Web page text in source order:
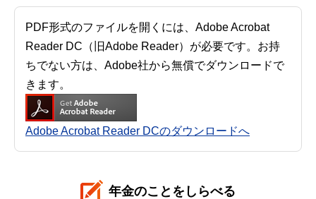
PDF形式のファイルを開くには、Adobe Acrobat
Reader DC（旧Adobe Reader）が必要です。お持
ちでない方は、Adobe社から無償でダウンロードで
きます。
Adobe Acrobat Reader DCのダウンロードへ
年金のことをしらべる